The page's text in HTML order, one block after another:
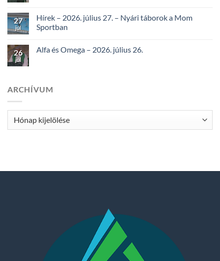
27
júl
Hírek – 2026. július 27. – Nyári táborok a Mom
Sportban
26
júl
Alfa és Omega – 2026. július 26.
ARCHÍVUM
Archívum